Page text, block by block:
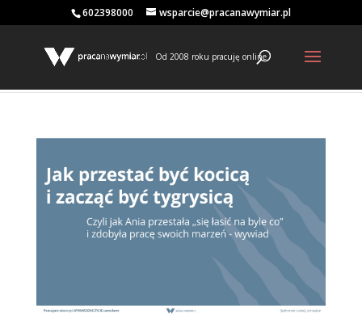
602398000 wsparcie@pracanawymiar.pl
Od 2008 roku pracuję online